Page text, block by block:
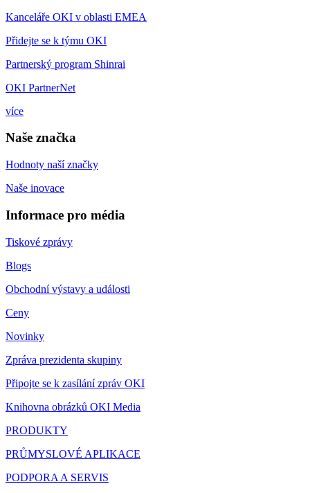
Kanceláře OKI v oblasti EMEA
Přidejte se k týmu OKI
Partnerský program Shinrai
OKI PartnerNet
více
Naše značka
Hodnoty naší značky
Naše inovace
Informace pro média
Tiskové zprávy
Blogs
Obchodní výstavy a události
Ceny
Novinky
Zpráva prezidenta skupiny
Připojte se k zasílání zpráv OKI
Knihovna obrázků OKI Media
PRODUKTY
PRŮMYSLOVÉ APLIKACE
PODPORA A SERVIS